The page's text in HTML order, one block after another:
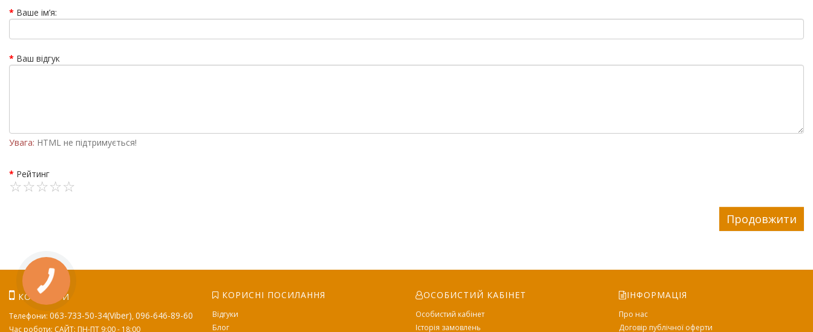
Ваше ім’я:
Ваш відгук
Увага: HTML не підтримується!
Рейтинг
Продовжити
КОНТАКТИ
Телефони: 063-733-50-34(Viber),096-646-89-60
Час роботи: САЙТ: ПН-ПТ 9:00 - 18:00
КОРИСНІ ПОСИЛАННЯ
Відгуки
Блог
ОСОБИСТИЙ КАБІНЕТ
Особистий кабінет
Історія замовлень
ІНФОРМАЦІЯ
Про нас
Договір публічної оферти